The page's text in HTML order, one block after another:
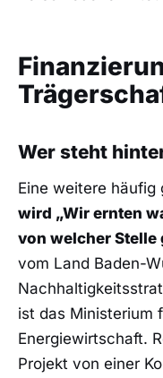
Wer steht
Eine weitere häufig
wird „Wir ernten
von welcher Stelle
vom Land Baden-
ist das Ministerium
Energiewirtschaft.
Projekt von einer